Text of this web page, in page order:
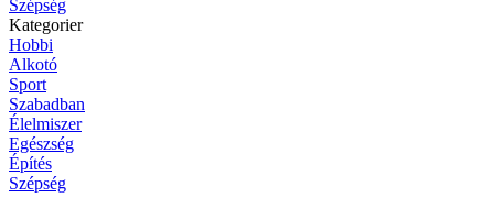
Szépség
Kategorier
Hobbi
Alkotó
Sport
Szabadban
Élelmiszer
Egészség
Építés
Szépség